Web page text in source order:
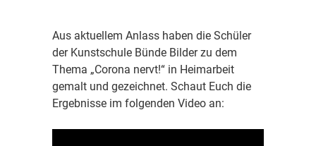
Aus aktuellem Anlass haben die Schüler
der Kunstschule Bünde Bilder zu dem
Thema „Corona nervt!“ in Heimarbeit
gemalt und gezeichnet. Schaut Euch die
Ergebnisse im folgenden Video an: